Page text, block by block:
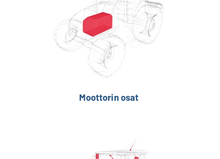
Moottorin osat